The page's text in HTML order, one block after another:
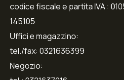
codice fiscale e partita IVA :
145105
Uffici e magazzino:
tel./fax: 0321636399
Negozio: